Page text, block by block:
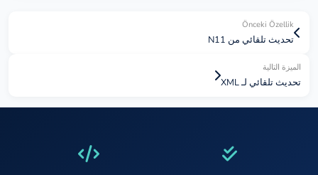
Önceki Özellik
تحديث تلقائي من N11
الميزة التالية
تحديث تلقائي لـ XML